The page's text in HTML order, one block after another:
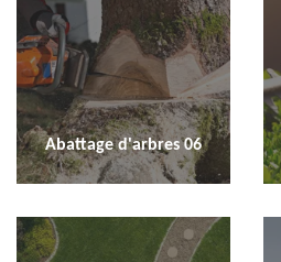
Abattage d'arbres 06